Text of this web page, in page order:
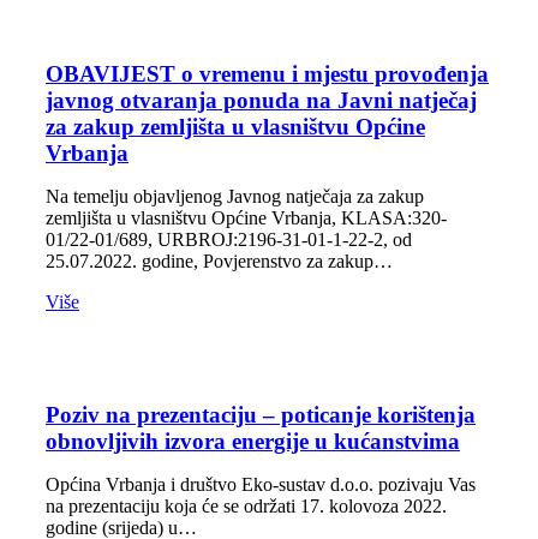
OBAVIJEST o vremenu i mjestu provođenja
javnog otvaranja ponuda na Javni natječaj
za zakup zemljišta u vlasništvu Općine
Vrbanja
Na temelju objavljenog Javnog natječaja za zakup
zemljišta u vlasništvu Općine Vrbanja, KLASA:320-
01/22-01/689, URBROJ:2196-31-01-1-22-2, od
25.07.2022. godine, Povjerenstvo za zakup…
Više
Poziv na prezentaciju – poticanje korištenja
obnovljivih izvora energije u kućanstvima
Općina Vrbanja i društvo Eko-sustav d.o.o. pozivaju Vas
na prezentaciju koja će se održati 17. kolovoza 2022.
godine (srijeda) u…